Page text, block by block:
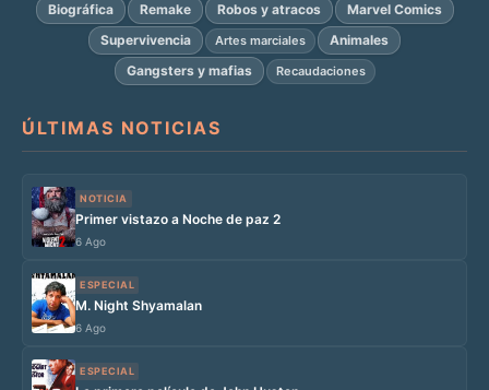
Biográfica
Remake Robos y atracos
Marvel Comics
Supervivencia
Artes marciales
Animales
Gangsters y mafias
Recaudaciones
ÚLTIMAS NOTICIAS
NOTICIA
Primer vistazo a Noche de paz 2
6 Ago
ESPECIAL
M. Night Shyamalan
6 Ago
ESPECIAL